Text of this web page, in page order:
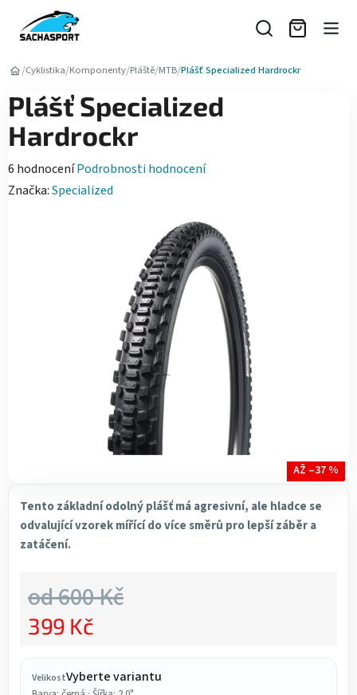
obsah
/Cyklistika/Komponenty/Pláště/MTB/Plášť Specialized Hardrockr
Tento základní odolný plášť má agresivní, ale hladce se
odvalující vzorek mířící do více směrů pro lepší záběr a
zatáčení.
VelikostVyberte variantu
od 600 Kč
399 Kč
Plášť Specialized
Hardrockr
Průměrné
hodnocení
6 hodnoceníPodrobnosti hodnocení
Značka:Specialized
AŽ –37 %